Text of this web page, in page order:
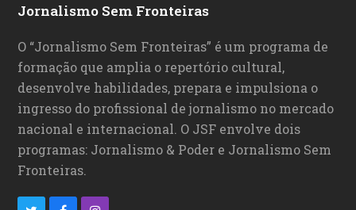
Jornalismo Sem Fronteiras
O “Jornalismo Sem Fronteiras” é um programa de
formação que amplia o repertório cultural,
desenvolve habilidades, prepara e impulsiona o
ingresso do profissional de jornalismo no mercado
nacional e internacional. O JSF envolve dois
programas: Jornalismo & Poder e Jornalismo Sem
Fronteiras.